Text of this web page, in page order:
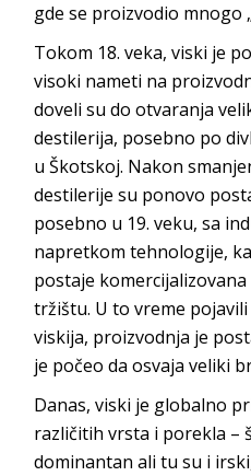
gde se proizvodio mnogo
Tokom 18. veka, viski je
visoki nameti na
doveli su do otvaranja
destilerija, posebno po
u Škotskoj. Nakon
destilerije su ponovo
posebno u 19. veku, sa
napretkom tehnologije,
postaje
tržištu. U to vreme
viskija, proizvodnja je
je počeo da osvaja veliki
Danas, viski je globalno
različitih vrsta i porekla –
dominantan ali tu su i